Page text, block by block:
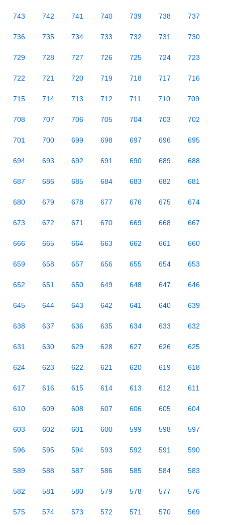
743 742 741 740 739 738 737
736 735 734 733 732 731 730
729 728 727 726 725 724 723
722 721 720 719 718 717 716
715 714 713 712 711 710 709
708 707 706 705 704 703 702
701 700 699 698 697 696 695
694 693 692 691 690 689 688
687 686 685 684 683 682 681
680 679 678 677 676 675 674
673 672 671 670 669 668 667
666 665 664 663 662 661 660
659 658 657 656 655 654 653
652 651 650 649 648 647 646
645 644 643 642 641 640 639
638 637 636 635 634 633 632
631 630 629 628 627 626 625
624 623 622 621 620 619 618
617 616 615 614 613 612 611
610 609 608 607 606 605 604
603 602 601 600 599 598 597
596 595 594 593 592 591 590
589 588 587 586 585 584 583
582 581 580 579 578 577 576
575 574 573 572 571 570 569